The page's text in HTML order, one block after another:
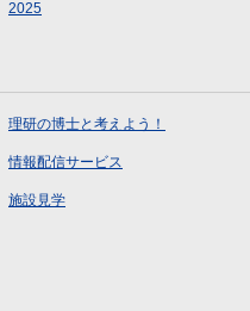
2025
理研の博士と考えよう！
情報配信サービス
施設見学